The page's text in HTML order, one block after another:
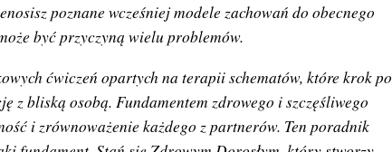
poznane wcześniej modele zachowań do obecnego
być przyczyną wielu problemów.
ćwiczeń opartych na terapii schematów, które krok po
z bliską osobą. Fundamentem zdrowego i szczęśliwego
i zrównoważenie każdego z partnerów. Ten poradnik